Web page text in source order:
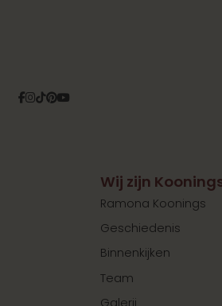
Facebook
Instagram
Tiktok
Pinterest
YouTube
Wij zijn
Ramona Koonings
Geschiedenis
Binnenkijken
Team